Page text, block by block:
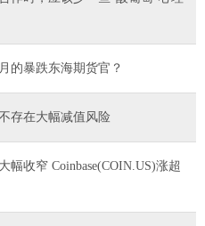
的暴跌东海期货官？
存在大幅减值风险
幅收窄 Coinbase(COIN.US)涨超